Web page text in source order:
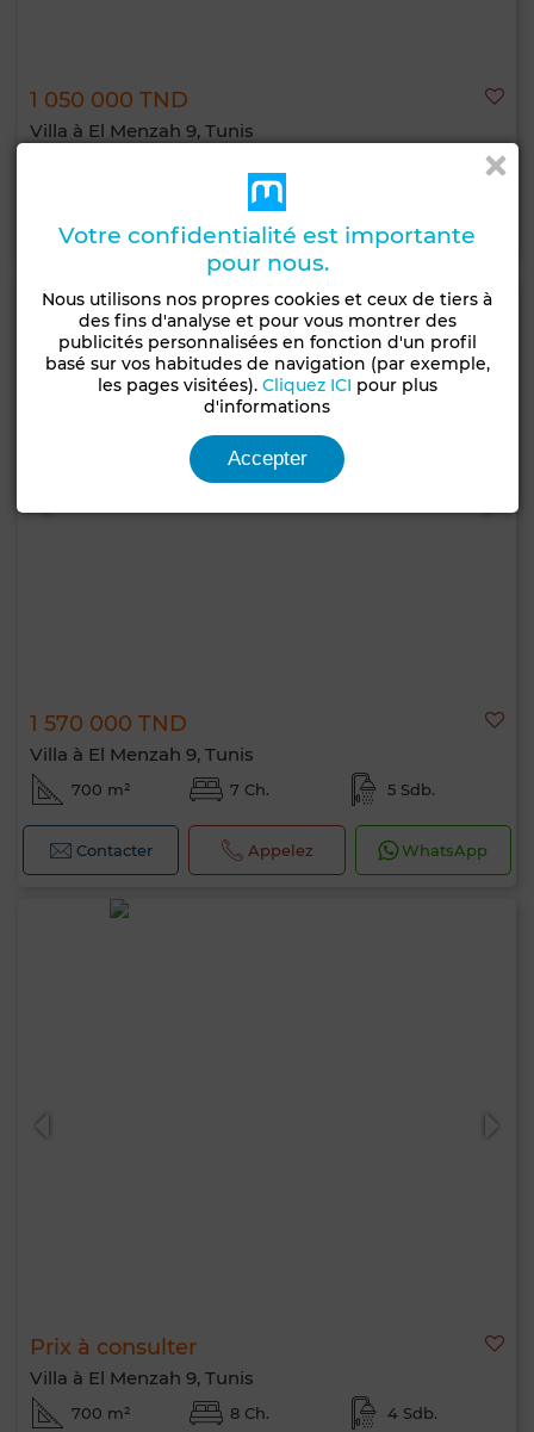
1 050 000 TND
Villa à El Menzah 9, Tunis
Contacter Appelez WhatsApp
1 570 000 TND
Villa à El Menzah 9, Tunis
700 m² 7 Ch. 5 Sdb.
Contacter Appelez WhatsApp
Prix à consulter
Villa à El Menzah 9, Tunis
700 m² 8 Ch. 4 Sdb.
Votre confidentialité est importante
pour nous.
Nous utilisons nos propres cookies et ceux de tiers à
des fins d'analyse et pour vous montrer des
publicités personnalisées en fonction d'un profil
basé sur vos habitudes de navigation (par exemple,
les pages visitées). Cliquez ICI pour plus
d'informations
Accepter